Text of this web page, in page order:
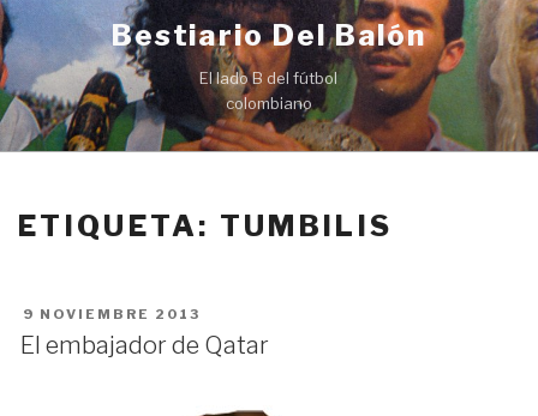
Ir
al
contenido
Bestiario Del Balón
El lado B del fútbol
colombiano
ETIQUETA: TUMBILIS
PUBLICADO
EN
9 NOVIEMBRE 2013
El embajador de Qatar